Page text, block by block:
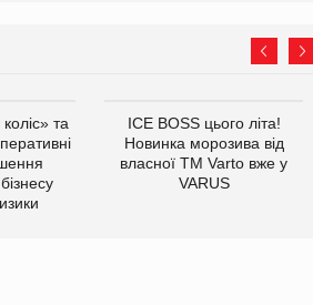
та
ICE BOSS цього літа!
Новинка морозива від
власної ТМ Varto вже у
VARUS